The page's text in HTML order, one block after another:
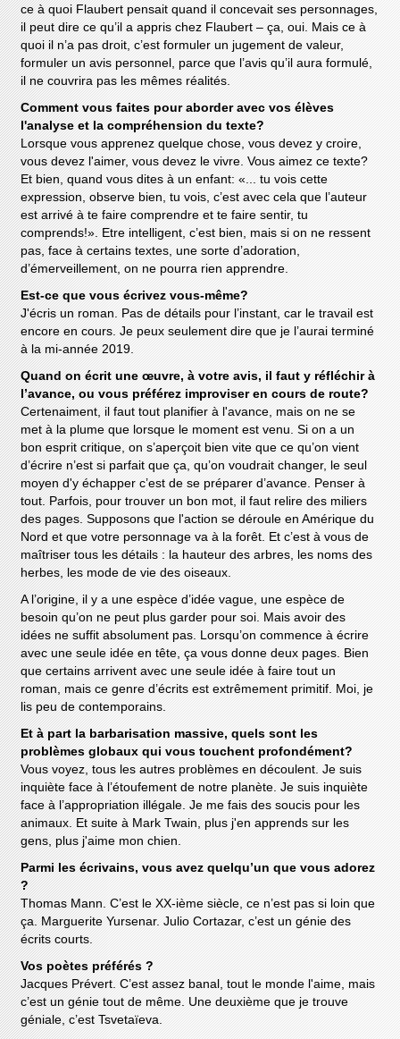
ce à quoi Flaubert pensait quand il concevait ses personnages,
il peut dire ce qu’il a appris chez Flaubert – ça, oui. Mais ce à
quoi il n’a pas droit, c’est formuler un jugement de valeur,
formuler un avis personnel, parce que l’avis qu’il aura formulé,
il ne couvrira pas les mêmes réalités.
Comment vous faites pour aborder avec vos élèves
l'analyse et la compréhension du texte?
Lorsque vous apprenez quelque chose, vous devez y croire,
vous devez l'aimer, vous devez le vivre. Vous aimez ce texte?
Et bien, quand vous dites à un enfant: «... tu vois cette
expression, observe bien, tu vois, c’est avec cela que l’auteur
est arrivé à te faire comprendre et te faire sentir, tu
comprends!». Etre intelligent, c’est bien, mais si on ne ressent
pas, face à certains textes, une sorte d’adoration,
d’émerveillement, on ne pourra rien apprendre.
Est-ce que vous écrivez vous-même?
J'écris un roman. Pas de détails pour l’instant, car le travail est
encore en cours. Je peux seulement dire que je l’aurai terminé
à la mi-année 2019.
Quand on écrit une œuvre, à votre avis, il faut y réfléchir à
l’avance, ou vous préférez improviser en cours de route?
Certenaiment, il faut tout planifier à l'avance, mais on ne se
met à la plume que lorsque le moment est venu. Si on a un
bon esprit critique, on s’aperçoit bien vite que ce qu’on vient
d’écrire n’est si parfait que ça, qu’on voudrait changer, le seul
moyen d'y échapper c’est de se préparer d’avance. Penser à
tout. Parfois, pour trouver un bon mot, il faut relire des miliers
des pages. Supposons que l'action se déroule en Amérique du
Nord et que votre personnage va à la forêt. Et c’est à vous de
maîtriser tous les détails : la hauteur des arbres, les noms des
herbes, les mode de vie des oiseaux.
A l’origine, il y a une espèce d’idée vague, une espèce de
besoin qu’on ne peut plus garder pour soi. Mais avoir des
idées ne suffit absolument pas. Lorsqu’on commence à écrire
avec une seule idée en tête, ça vous donne deux pages. Bien
que certains arrivent avec une seule idée à faire tout un
roman, mais ce genre d’écrits est extrêmement primitif. Moi, je
lis peu de contemporains.
Et à part la barbarisation massive, quels sont les
problèmes globaux qui vous touchent profondément?
Vous voyez, tous les autres problèmes en découlent. Je suis
inquiète face à l’étoufement de notre planète. Je suis inquiète
face à l’appropriation illégale. Je me fais des soucis pour les
animaux. Et suite à Mark Twain, plus j'en apprends sur les
gens, plus j'aime mon chien.
Parmi les écrivains, vous avez quelqu’un que vous adorez
?
Thomas Mann. C’est le XX-ième siècle, ce n’est pas si loin que
ça. Marguerite Yursenar. Julio Cortazar, c’est un génie des
écrits courts.
Vos poètes préférés ?
Jacques Prévert. C’est assez banal, tout le monde l'aime, mais
c’est un génie tout de même. Une deuxième que je trouve
géniale, c’est Tsvetaïeva.